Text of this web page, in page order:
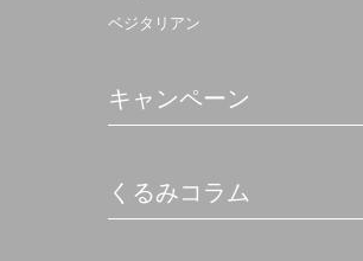
ベジタリアン
キャンペーン
くるみコラム